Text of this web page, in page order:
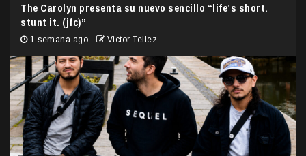
The Carolyn presenta su nuevo sencillo “life’s short.
stunt it. (jfc)”
1 semana ago Victor Tellez